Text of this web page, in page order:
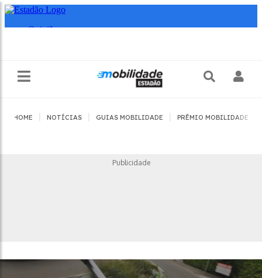
HOME NOTÍCIAS GUIAS MOBILIDADE PRÊMIO MOBILIDADE
Publicidade